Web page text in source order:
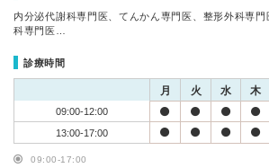
内分泌代謝科専門医、てんかん専門医、整形外科専
科専門医…
診療時間
月 火 水 木
09:00-12:00
13:00-17:00
09:00-17:00